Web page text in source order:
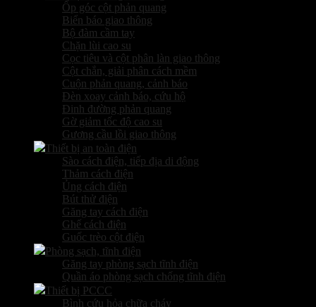
Ốp góc cột phản quang
Biển báo giao thông
Bộ đàm cầm tay
Chặn lùi cao su
Cọc tiêu và cột phân làn giao thông
Cột chắn, giải phân cách mềm
Cuộn phản quang, cảnh báo
Đèn xoay cảnh báo, cứu hộ
Đinh đường phản quang
Gờ giảm tốc độ cao su
Gương cầu lồi giao thông
Thiết bị an toàn điện
Sào cách điện, tiếp địa di động
Thảm cách điện
Ủng cách điện
Bút thử điện
Găng tay cách điện
Ghế cách điện
Guốc trèo cột điện
Phòng sạch, tĩnh điện
Găng tay phòng sạch tĩnh điện
Quần áo phòng sạch chống tĩnh điện
Thiết bị PCCC
Bình cứu hỏa chữa cháy